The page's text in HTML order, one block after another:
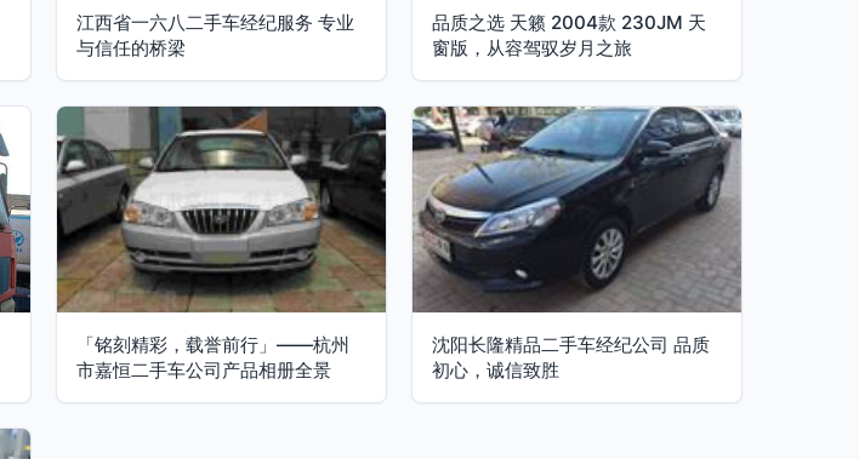
江西省一六八二手车经纪服务 专业
与信任的桥梁
品质之选 天籁 2004款 230JM 天
窗版，从容驾驭岁月之旅
「铭刻精彩，载誉前行」——杭州
市嘉恒二手车公司产品相册全景
沈阳长隆精品二手车经纪公司 品质
初心，诚信致胜